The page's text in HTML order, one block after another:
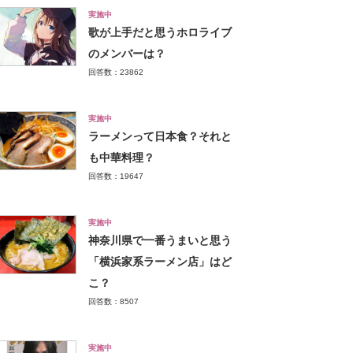
実施中
歌が上手だと思うホロライブ
のメンバーは？
回答数：23862
実施中
ラーメンって日本食？それと
も中華料理？
回答数：19647
実施中
神奈川県で一番うまいと思う
「横浜家系ラーメン店」はど
こ？
回答数：8507
実施中